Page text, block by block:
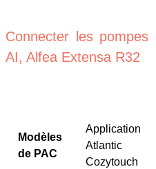
Connecter les
AI, Alfea Extensa R32
Modèles
de PAC
Application
Atlantic
Cozytouch